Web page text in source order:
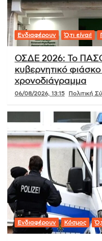
Ενδιαφέρουν Ό,τι είναι!
ΟΣΔΕ 2026: Το
κυβερνητικό
χρονοδιάγραμμα
06/08/2026, 13:15 Πολιτική
Ενδιαφέρουν Κόσμος